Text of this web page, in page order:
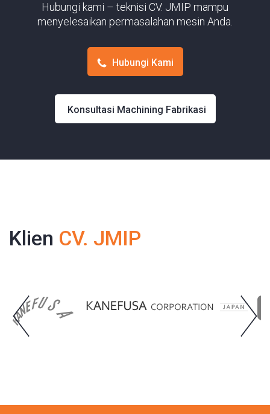
Hubungi kami – teknisi CV. JMIP mampu
menyelesaikan permasalahan mesin Anda.
Hubungi Kami
Konsultasi Machining Fabrikasi
Klien CV. JMIP